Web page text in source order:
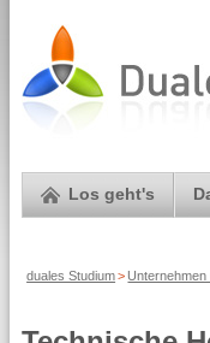
Los geht's
duales Studium>